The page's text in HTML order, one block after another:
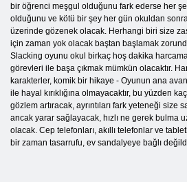
bir öğrenci meşgul olduğunu fark ederse her
olduğunu ve kötü bir şey her gün okuldan
üzerinde gözenek olacak. Herhangi biri size
için zaman yok olacak baştan başlamak
Slacking oyunu okul birkaç hoş dakika
görevleri ile başa çıkmak mümkün olacaktır.
karakterler, komik bir hikaye - Oyunun ana
ile hayal kırıklığına olmayacaktır, bu yüzden
gözlem artıracak, ayrıntıları fark yeteneği size
ancak yarar sağlayacak, hızlı ne gerek bulma
olacak. Cep telefonları, akıllı telefonlar ve
bir zaman tasarrufu, ev sandalyeye bağlı